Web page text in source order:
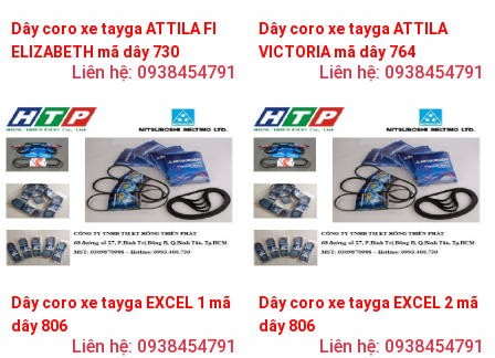
Dây coro xe tayga ATTILA FI
ELIZABETH mã dây 730
Liên hệ: 0938454791
Dây coro xe tayga ATTILA
VICTORIA mã dây 764
Liên hệ: 0938454791
Dây coro xe tayga EXCEL 1 mã
dây 806
Liên hệ: 0938454791
Dây coro xe tayga EXCEL 2 mã
dây 806
Liên hệ: 0938454791